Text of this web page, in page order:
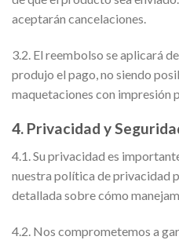
aceptarán cancelaciones.
3.2. El reembolso se aplicará
produjo el pago, no siendo
maquetaciones con impresión
4. Privacidad y
4.1. Su privacidad es
nuestra política de privacidad
detallada sobre cómo
4.2. Nos comprometemos a